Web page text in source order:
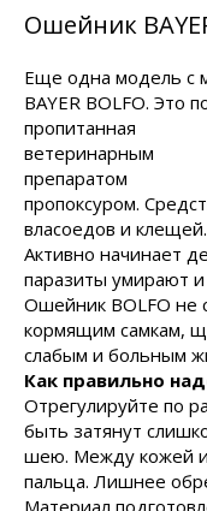
Ошейник
Еще одна модель
BAYER BOLFO. Это
пропитанная
ветеринарным
препаратом
пропоксуром.
власоедов и клещей.
Активно начинает
паразиты умирают
Ошейник BOLFO не
кормящим самкам,
слабым и больным
Как правильно
Отрегулируйте по
быть затянут
шею. Между кожей
пальца. Лишнее
Материал